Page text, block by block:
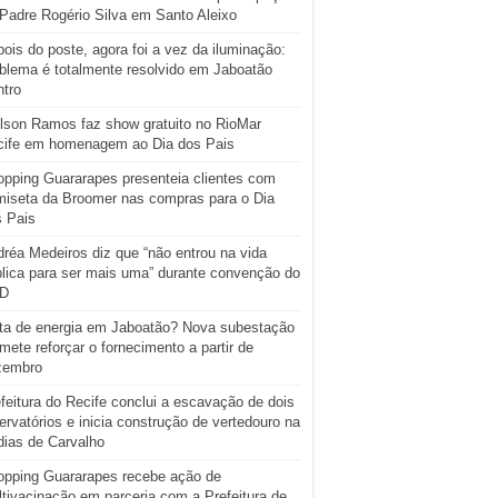
Rogério Silva em Santo Aleixo
do poste, agora foi a vez da iluminação:
é totalmente resolvido em Jaboatão
Ramos faz show gratuito no RioMar
em homenagem ao Dia dos Pais
Guararapes presenteia clientes com
da Broomer nas compras para o Dia
Pais
Medeiros diz que “não entrou na vida
para ser mais uma” durante convenção do
de energia em Jaboatão? Nova subestação
reforçar o fornecimento a partir de
do Recife conclui a escavação de dois
e inicia construção de vertedouro na
de Carvalho
Guararapes recebe ação de